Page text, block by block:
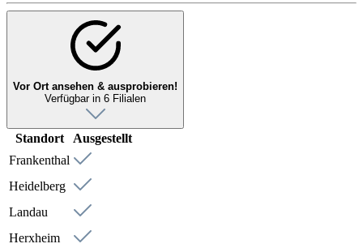
Vor Ort ansehen & ausprobieren!
Verfügbar in 6 Filialen
Standort
Ausgestellt
Frankenthal
Heidelberg
Landau
Herxheim